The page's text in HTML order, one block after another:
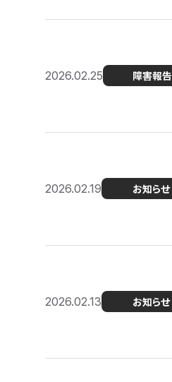
2026.02.25 障害報告
2026.02.19 お知らせ
2026.02.13 お知らせ